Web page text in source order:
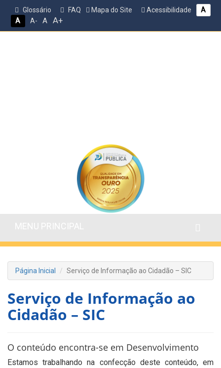
Glossário FAQ Mapa do Site Acessibilidade
A
A
A- A A+
Página Inicial Serviço de Informação ao Cidadão – SIC
Serviço de Informação ao
Cidadão – SIC
O conteúdo encontra-se em Desenvolvimento
Estamos trabalhando na confecção deste conteúdo, em